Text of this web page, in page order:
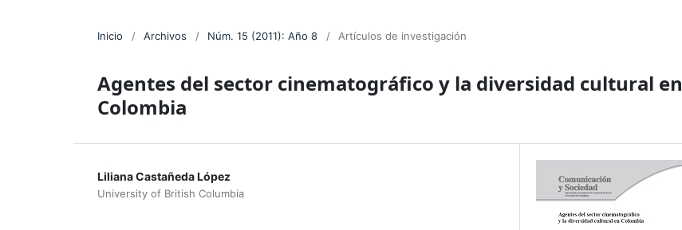
Inicio / Archivos / Núm. 15 (2011): Año 8 / Artículos de investigación
Agentes del sector cinematográfico y la diversidad cultural en
Colombia
Liliana Castañeda López
University of British Columbia